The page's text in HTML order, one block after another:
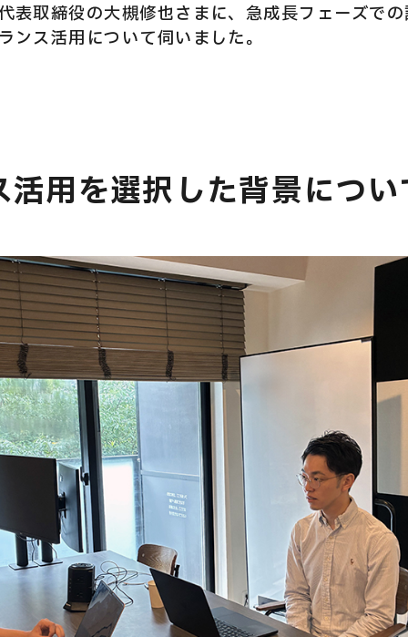
表取締役の大槻修也さまに、急成長フェーズで
ンス活用について伺いました。
活用を選択した背景につ